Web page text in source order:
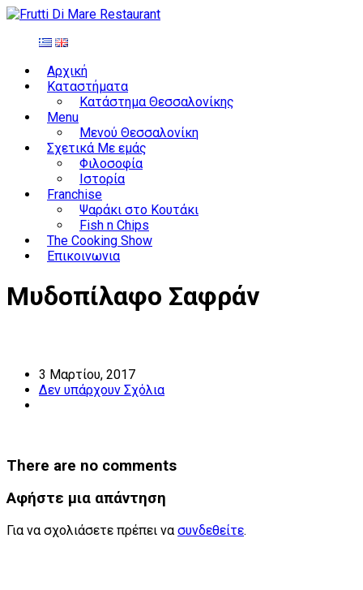
Αρχική
Καταστήματα
Κατάστημα Θεσσαλονίκης
Menu
Μενού Θεσσαλονίκη
Σχετικά Με εμάς
Φιλοσοφία
Ιστορία
Franchise
Ψαράκι στο Κουτάκι
Fish n Chips
The Cooking Show
Επικοινωνια
Μυδοπίλαφο Σαφράν
3 Μαρτίου, 2017
Δεν υπάρχουν Σχόλια
There are no comments
Αφήστε μια απάντηση
Για να σχολιάσετε πρέπει νασυνδεθείτε.